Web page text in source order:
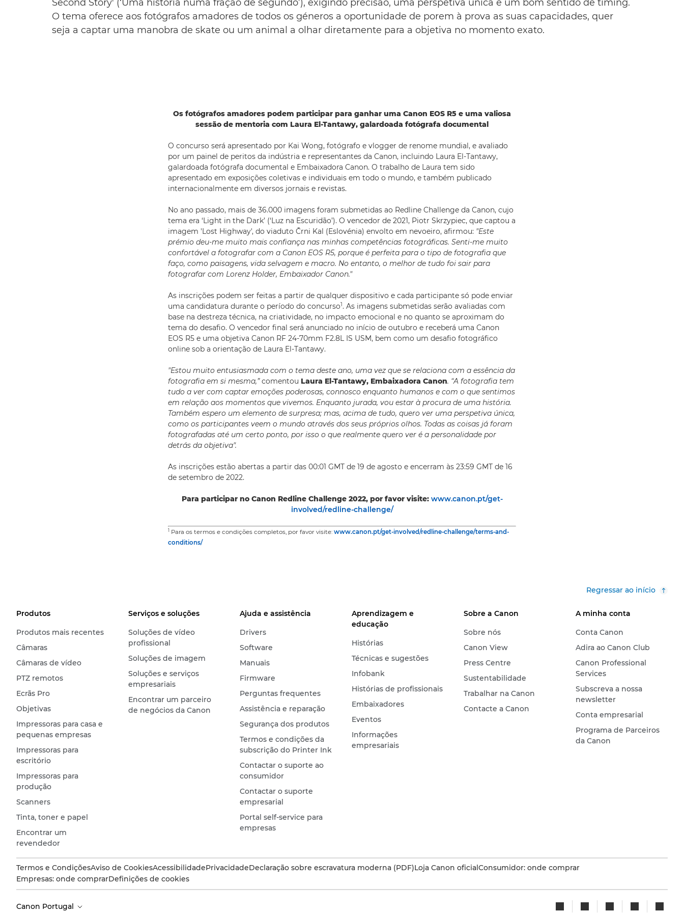
Second Story' (‘Uma história numa fração de segundo’), exigindo precisão, uma perspetiva única e um bom sentido de timing.
O tema oferece aos fotógrafos amadores de todos os géneros a oportunidade de porem à prova as suas capacidades, quer
seja a captar uma manobra de skate ou um animal a olhar diretamente para a objetiva no momento exato.
Os fotógrafos amadores podem participar para ganhar uma Canon EOS R5 e uma valiosa
sessão de mentoria com Laura El-Tantawy, galardoada fotógrafa documental
O concurso será apresentado por Kai Wong, fotógrafo e vlogger de renome mundial, e avaliado
por um painel de peritos da indústria e representantes da Canon, incluindo Laura El-Tantawy,
galardoada fotógrafa documental e Embaixadora Canon. O trabalho de Laura tem sido
apresentado em exposições coletivas e individuais em todo o mundo, e também publicado
internacionalmente em diversos jornais e revistas.
No ano passado, mais de 36.000 imagens foram submetidas ao Redline Challenge da Canon, cujo
tema era ‘Light in the Dark’ (‘Luz na Escuridão’). O vencedor de 2021, Piotr Skrzypiec, que captou a
imagem 'Lost Highway', do viaduto Črni Kal (Eslovénia) envolto em nevoeiro, afirmou: "Este
prémio deu-me muito mais confiança nas minhas competências fotográficas. Senti-me muito
confortável a fotografar com a Canon EOS R5, porque é perfeita para o tipo de fotografia que
faço, como paisagens, vida selvagem e macro. No entanto, o melhor de tudo foi sair para
fotografar com Lorenz Holder, Embaixador Canon."
As inscrições podem ser feitas a partir de qualquer dispositivo e cada participante só pode enviar
uma candidatura durante o período do concurso1. As imagens submetidas serão avaliadas com
base na destreza técnica, na criatividade, no impacto emocional e no quanto se aproximam do
tema do desafio. O vencedor final será anunciado no início de outubro e receberá uma Canon
EOS R5 e uma objetiva Canon RF 24-70mm F2.8L IS USM, bem como um desafio fotográfico
online sob a orientação de Laura El-Tantawy.
"Estou muito entusiasmada com o tema deste ano, uma vez que se relaciona com a essência da
fotografia em si mesma,”comentou Laura El-Tantawy, Embaixadora Canon. “A fotografia tem
tudo a ver com captar emoções poderosas, connosco enquanto humanos e com o que sentimos
em relação aos momentos que vivemos. Enquanto jurada, vou estar à procura de uma história.
Também espero um elemento de surpresa; mas, acima de tudo, quero ver uma perspetiva única,
como os participantes veem o mundo através dos seus próprios olhos. Todas as coisas já foram
fotografadas até um certo ponto, por isso o que realmente quero ver é a personalidade por
detrás da objetiva".
As inscrições estão abertas a partir das 00:01 GMT de 19 de agosto e encerram às 23:59 GMT de 16
de setembro de 2022.
Para participar no Canon Redline Challenge 2022, por favor visite: www.canon.pt/get-
involved/redline-challenge/
1 Para os termos e condições completos, por favor visite: www.canon.pt/get-involved/redline-challenge/terms-and-
conditions/
Regressar ao início
Produtos
Produtos mais recentes
Câmaras
Câmaras de vídeo
PTZ remotos
Ecrãs Pro
Objetivas
Impressoras para casa e
pequenas empresas
Impressoras para
escritório
Impressoras para
produção
Scanners
Tinta, toner e papel
Encontrar um
revendedor
Serviços e soluções
Soluções de vídeo
profissional
Soluções de imagem
Soluções e serviços
empresariais
Encontrar um parceiro
de negócios da Canon
Ajuda e assistência
Drivers
Software
Manuais
Firmware
Perguntas frequentes
Assistência e reparação
Segurança dos produtos
Termos e condições da
subscrição do Printer Ink
Contactar o suporte ao
consumidor
Contactar o suporte
empresarial
Portal self-service para
empresas
Aprendizagem e
educação
Histórias
Técnicas e sugestões
Infobank
Histórias de profissionais
Embaixadores
Eventos
Informações
empresariais
Sobre a Canon
Sobre nós
Canon View
Press Centre
Sustentabilidade
Trabalhar na Canon
Contacte a Canon
A minha conta
Conta Canon
Adira ao Canon Club
Canon Professional
Services
Subscreva a nossa
newsletter
Conta empresarial
Programa de Parceiros
da Canon
Termos e CondiçõesAviso de CookiesAcessibilidadePrivacidadeDeclaração sobre escravatura moderna (PDF)Loja Canon oficialConsumidor: onde comprar
Empresas: onde comprarDefinições de cookies
Canon Portugal